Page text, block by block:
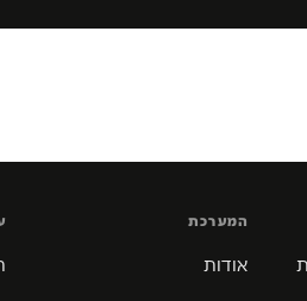
המערכת
אודות